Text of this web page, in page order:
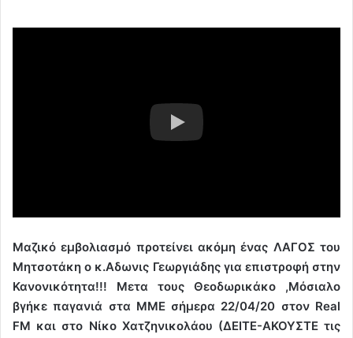
Μαζικό εμβολιασμό προτείνει ακόμη ένας ΛΑΓΟΣ του
Μητσοτάκη ο κ.Αδωνις Γεωργιάδης για επιστροφή στην
Κανονικότητα!!! Μετα τους Θεοδωρικάκο ,Μόσιαλο
βγήκε παγανιά στα ΜΜΕ σήμερα 22/04/20 στον Real
FM και στο Νίκο Χατζηνικολάου (ΔΕΙΤΕ-ΑΚΟΥΣΤΕ τις